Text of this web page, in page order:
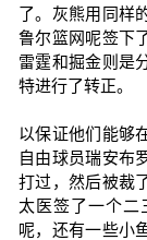
了。灰熊用同样
鲁尔篮网呢签下
雷霆和掘金则是
特进行了转正。
以保证他们能够
自由球员瑞安布
打过，然后被裁
太医签了一个二
呢，还有一些小